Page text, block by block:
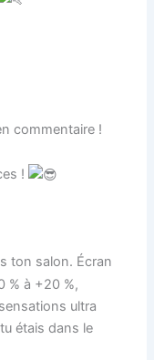
commentaire !
!
ton salon. Écran
% à +20 %,
ultra
étais dans le